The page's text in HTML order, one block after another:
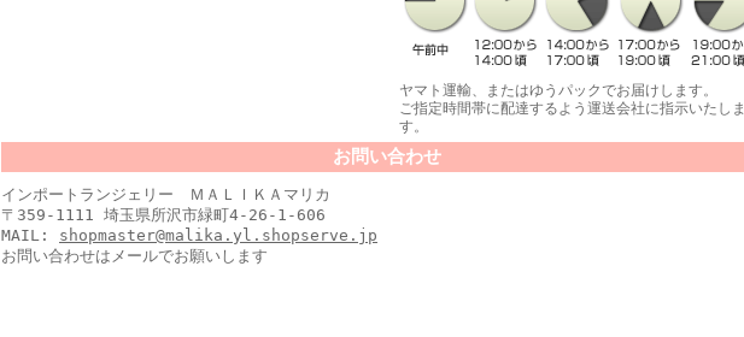
ヤマト運輸、またはゆうパックでお届けします。
ご指定時間帯に配達するよう運送会社に指示いたしま
す。
お問い合わせ
インポートランジェリー ＭＡＬＩＫＡマリカ
〒359-1111 埼玉県所沢市緑町4-26-1-606
MAIL: shopmaster@malika.yl.shopserve.jp
お問い合わせはメールでお願いします